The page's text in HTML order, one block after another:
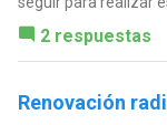
2 respuestas
Renovación